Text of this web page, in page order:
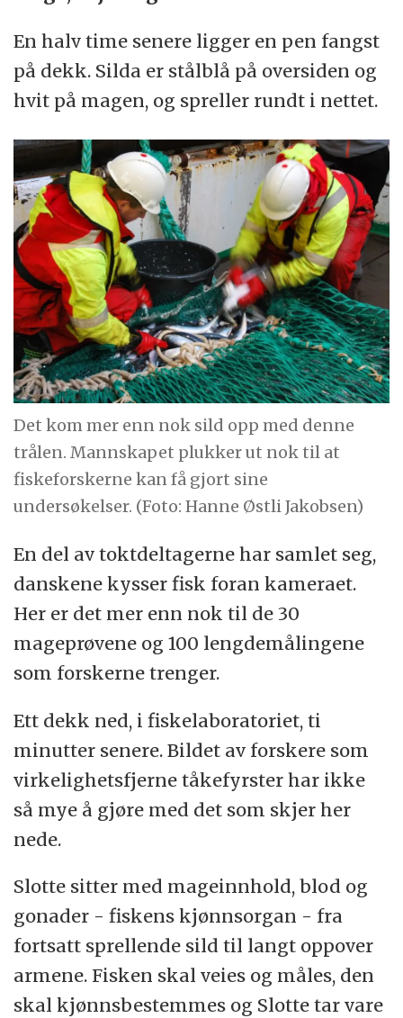
En halv time senere ligger en pen fangst
på dekk. Silda er stålblå på oversiden og
hvit på magen, og spreller rundt i nettet.
Det kom mer enn nok sild opp med denne
trålen. Mannskapet plukker ut nok til at
fiskeforskerne kan få gjort sine
undersøkelser. (Foto: Hanne Østli Jakobsen)
En del av toktdeltagerne har samlet seg,
danskene kysser fisk foran kameraet.
Her er det mer enn nok til de 30
mageprøvene og 100 lengdemålingene
som forskerne trenger.
Ett dekk ned, i fiskelaboratoriet, ti
minutter senere. Bildet av forskere som
virkelighetsfjerne tåkefyrster har ikke
så mye å gjøre med det som skjer her
nede.
Slotte sitter med mageinnhold, blod og
gonader - fiskens kjønnsorgan - fra
fortsatt sprellende sild til langt oppover
armene. Fisken skal veies og måles, den
skal kjønnsbestemmes og Slotte tar vare